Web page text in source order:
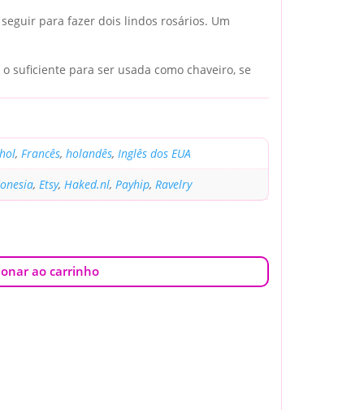
para fazer dois lindos rosários. Um
suficiente para ser usada como chaveiro, se
, Francês, holandês, Inglês dos EUA
, Etsy, Haked.nl, Payhip, Ravelry
ao carrinho